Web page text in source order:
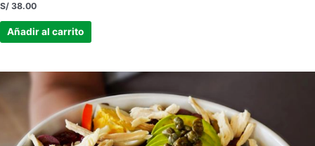
S/ 38.00
Añadir al carrito